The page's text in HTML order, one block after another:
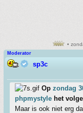
•
Moderator
sp3c
Op zondag
phpmystyle het
Maar is ook niet erg